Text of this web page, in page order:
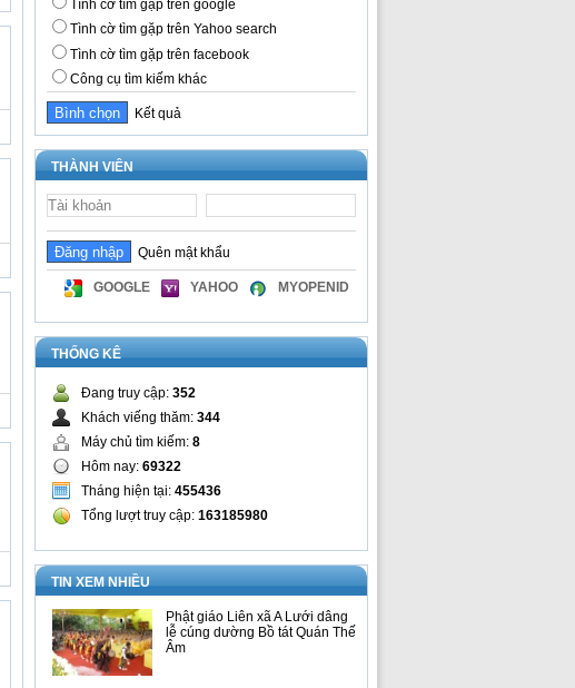
Tình cờ tìm gặp trên google
Tình cờ tìm gặp trên Yahoo search
Tình cờ tìm gặp trên facebook
Công cụ tìm kiếm khác
Kết quả
THÀNH VIÊN
Quên mật khẩu
GOOGLE YAHOO MYOPENID
THỐNG KÊ
Đang truy cập: 352
Khách viếng thăm: 344
Máy chủ tìm kiếm: 8
Hôm nay: 69322
Tháng hiện tại: 455436
Tổng lượt truy cập: 163185980
TIN XEM NHIỀU
Phật giáo Liên xã A Lưới dâng
lễ cúng dường Bồ tát Quán Thế
Âm